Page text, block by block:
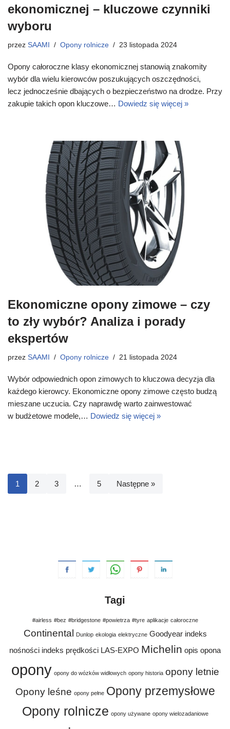
ekonomicznej – kluczowe czynniki
wyboru
przez SAAMI Opony rolnicze 23 listopada 2024
Opony całoroczne klasy ekonomicznej stanowią znakomity
wybór dla wielu kierowców poszukujących oszczędności,
lecz jednocześnie dbających o bezpieczeństwo na drodze. Przy
zakupie takich opon kluczowe… Dowiedz się więcej »
Ekonomiczne opony zimowe – czy
to zły wybór? Analiza i porady
ekspertów
przez SAAMI Opony rolnicze 21 listopada 2024
Wybór odpowiednich opon zimowych to kluczowa decyzja dla
każdego kierowcy. Ekonomiczne opony zimowe często budzą
mieszane uczucia. Czy naprawdę warto zainwestować
w budżetowe modele,… Dowiedz się więcej »
1 2 3 … 5 Następne »
Tagi
#airless #bez #bridgestone #powietrza #tyre aplikacje całoroczne
Continental Dunlop ekologia elektryczne Goodyear indeks
nośności indeks prędkości LAS-EXPO Michelin opis opona
opony opony do wózków widłowych opony historia opony letnie
Opony leśne opony pełne Opony przemysłowe
Opony rolnicze opony używane opony wielozadaniowe